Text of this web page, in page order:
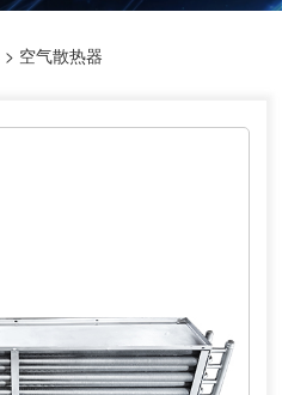
> 空气散热器